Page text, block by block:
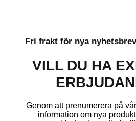
Fri frakt för nya
VILL DU HA
Genom att prenumerera på
information om nya